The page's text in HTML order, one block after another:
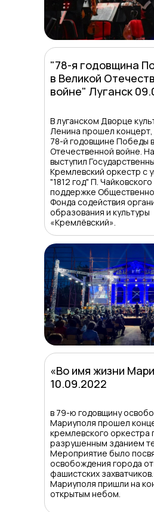
в 79-ю годовщину
Мариуполя прошел
кремлевского оркестра
разрушенным зданием
Мероприятие было
освобождения города
фашистских
Мариуполя пришли на
открытым небом.
«Во имя жизни
10.09.2022
В луганском Дворце
Ленина прошел
78-й годовщине Победы
Отечественной войне.
выступил
Кремлевский оркестр с
"1812 год" П.
поддержке
Фонда содействия
образования и культуры
«Кремлёвский».
"78-я годовщина
в Великой
войне" Луганск